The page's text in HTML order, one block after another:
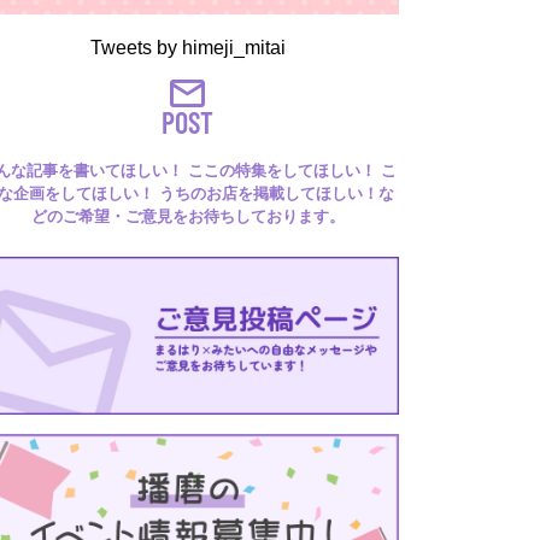
Tweets by himeji_mitai
POST
な記事を書いてほしい！ ここの特集をしてほしい！ こ
企画をしてほしい！ うちのお店を掲載してほしい！な
どのご希望・ご意見をお待ちしております。